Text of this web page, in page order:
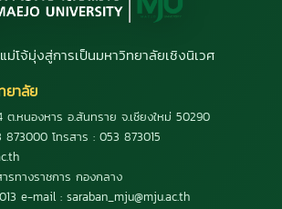
ม่โจ้มุ่งสู่การเป็นมหาวิทยาลัยเชิงนิเวศ
ยาลัย
ต.หนองหาร อ.สันทราย จ.เชียงใหม่ 50290
โทรสาร : 053 873015
รทางราชการ กองกลาง
e-mail : saraban_mju@mju.ac.th